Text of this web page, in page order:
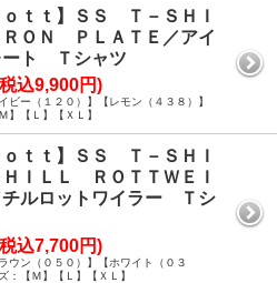
ｏｔｔ】ＳＳ Ｔ－ＳＨＩ
ＯＮ ＰＬＡＴＥ／アイ
ート Ｔシャツ
込9,900円)
ビー（１２０）】【レモン（４３８）】
】【Ｌ】【ＸＬ】
ｏｔｔ】ＳＳ Ｔ－ＳＨＩ
ＩＬＬ ＲＯＴＴＷＥＩ
チルロットワイラー Ｔシ
込7,700円)
ウン（０５０）】【ホワイト（０３
【Ｍ】【Ｌ】【ＸＬ】